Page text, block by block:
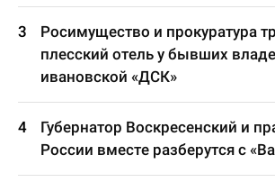
Росимущество и прокуратура
плесский отель у бывших
ивановской «ДСК»
Губернатор Воскресенский и
России вместе разберутся с